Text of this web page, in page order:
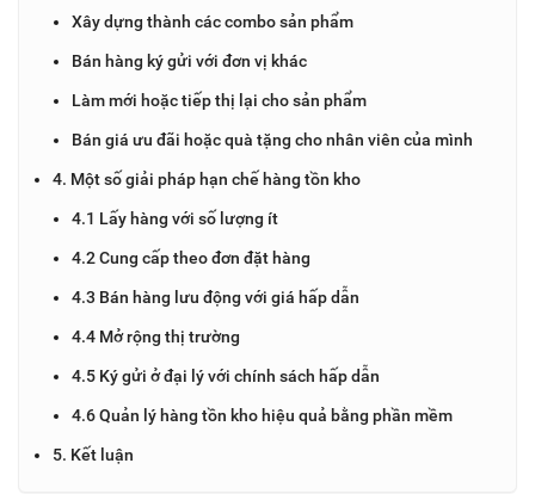
Xây dựng thành các combo sản phẩm
Bán hàng ký gửi với đơn vị khác
Làm mới hoặc tiếp thị lại cho sản phẩm
Bán giá ưu đãi hoặc quà tặng cho nhân viên của mình
4. Một số giải pháp hạn chế hàng tồn kho
4.1 Lấy hàng với số lượng ít
4.2 Cung cấp theo đơn đặt hàng
4.3 Bán hàng lưu động với giá hấp dẫn
4.4 Mở rộng thị trường
4.5 Ký gửi ở đại lý với chính sách hấp dẫn
4.6 Quản lý hàng tồn kho hiệu quả bằng phần mềm
5. Kết luận